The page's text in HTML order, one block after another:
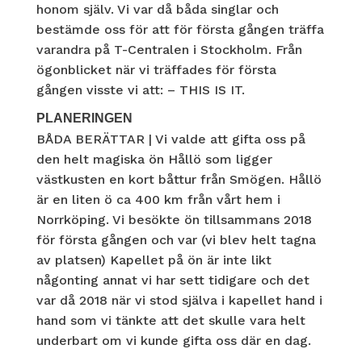
honom själv. Vi var då båda singlar och
bestämde oss för att för första gången träffa
varandra på T-Centralen i Stockholm. Från
ögonblicket när vi träffades för första
gången visste vi att: – THIS IS IT.
PLANERINGEN
BÅDA BERÄTTAR | Vi valde att gifta oss på
den helt magiska ön Hållö som ligger
västkusten en kort båttur från Smögen. Hållö
är en liten ö ca 400 km från vårt hem i
Norrköping. Vi besökte ön tillsammans 2018
för första gången och var (vi blev helt tagna
av platsen) Kapellet på ön är inte likt
någonting annat vi har sett tidigare och det
var då 2018 när vi stod själva i kapellet hand i
hand som vi tänkte att det skulle vara helt
underbart om vi kunde gifta oss där en dag.